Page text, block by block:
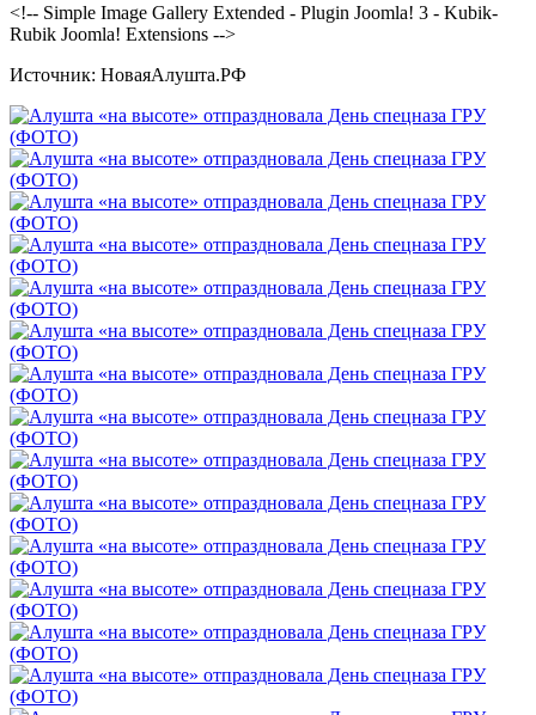
<!-- Simple Image Gallery Extended - Plugin Joomla! 3 - Kubik-
Rubik Joomla! Extensions -->
Источник: НоваяАлушта.РФ